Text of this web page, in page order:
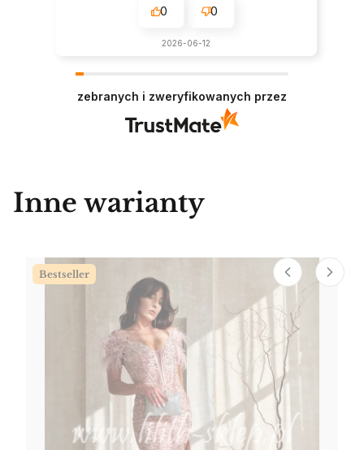
0 0
2026-06-12
zebranych i zweryfikowanych przez
Inne warianty
Bestseller